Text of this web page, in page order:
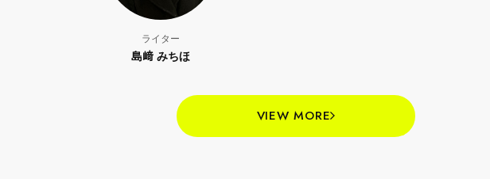
ライター
島﨑 みちほ
VIEW MORE